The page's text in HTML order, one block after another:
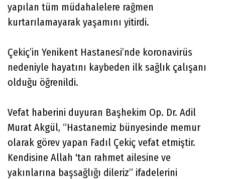
yapılan tüm müdahalelere rağmen
kurtarılamayarak yaşamını yitirdi.
Çekiç’in Yenikent Hastanesi’nde koronavirüs
nedeniyle hayatını kaybeden ilk sağlık çalışanı
olduğu öğrenildi.
Vefat haberini duyuran Başhekim Op. Dr. Adil
Murat Akgül, “Hastanemiz bünyesinde memur
olarak görev yapan Fadıl Çekiç vefat etmiştir.
Kendisine Allah 'tan rahmet ailesine ve
yakınlarına başsağlığı dileriz” ifadelerini